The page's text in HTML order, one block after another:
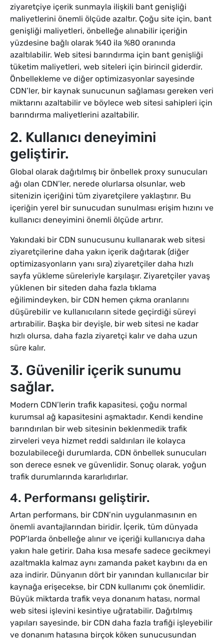
ziyaretçiye içerik sunmayla ilişkili bant genişliği
maliyetlerini önemli ölçüde azaltır. Çoğu site için, bant
genişliği maliyetleri, önbelleğe alınabilir içeriğin
yüzdesine bağlı olarak %40 ila %80 oranında
azaltılabilir. Web sitesi barındırma için bant genişliği
tüketim maliyetleri, web siteleri için birincil giderdir.
Önbellekleme ve diğer optimizasyonlar sayesinde
CDN’ler, bir kaynak sunucunun sağlaması gereken veri
miktarını azaltabilir ve böylece web sitesi sahipleri için
barındırma maliyetlerini azaltabilir.
2. Kullanıcı deneyimini
geliştirir.
Global olarak dağıtılmış bir önbellek proxy sunucuları
ağı olan CDN’ler, nerede olurlarsa olsunlar, web
sitenizin içeriğini tüm ziyaretçilere yaklaştırır. Bu
içeriğin yerel bir sunucudan sunulması erişim hızını ve
kullanıcı deneyimini önemli ölçüde artırır.
Yakındaki bir CDN sunucusunu kullanarak web sitesi
ziyaretçilerine daha yakın içerik dağıtarak (diğer
optimizasyonların yanı sıra) ziyaretçiler daha hızlı
sayfa yükleme süreleriyle karşılaşır. Ziyaretçiler yavaş
yüklenen bir siteden daha fazla tıklama
eğilimindeyken, bir CDN hemen çıkma oranlarını
düşürebilir ve kullanıcıların sitede geçirdiği süreyi
artırabilir. Başka bir deyişle, bir web sitesi ne kadar
hızlı olursa, daha fazla ziyaretçi kalır ve daha uzun
süre kalır.
3. Güvenilir içerik sunumu
sağlar.
Modern CDN’lerin trafik kapasitesi, çoğu normal
kurumsal ağ kapasitesini aşmaktadır. Kendi kendine
barındırılan bir web sitesinin beklenmedik trafik
zirveleri veya hizmet reddi saldırıları ile kolayca
bozulabileceği durumlarda, CDN önbellek sunucuları
son derece esnek ve güvenlidir. Sonuç olarak, yoğun
trafik durumlarında kararlıdırlar.
4. Performansı geliştirir.
Artan performans, bir CDN’nin uygulanmasının en
önemli avantajlarından biridir. İçerik, tüm dünyada
POP’larda önbelleğe alınır ve içeriği kullanıcıya daha
yakın hale getirir. Daha kısa mesafe sadece gecikmeyi
azaltmakla kalmaz aynı zamanda paket kaybını da en
aza indirir. Dünyanın dört bir yanından kullanıcılar bir
kaynağa erişecekse, bir CDN kullanımı çok önemlidir.
Büyük miktarda trafik veya donanım hatası, normal
web sitesi işlevini kesintiye uğratabilir. Dağıtılmış
yapıları sayesinde, bir CDN daha fazla trafiği işleyebilir
ve donanım hatasına birçok köken sunucusundan